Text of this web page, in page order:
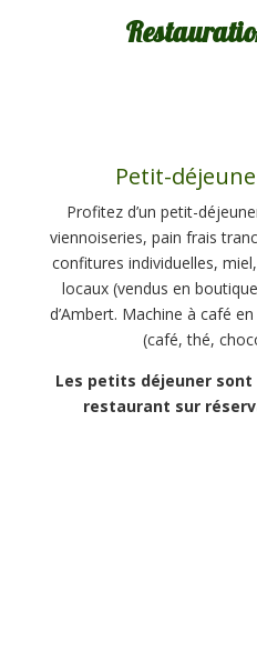
Petit-
Profitez d’un petit-
viennoiseries, pain frais
confitures individuelles,
locaux (vendus en
d’Ambert. Machine à café
(café, thé,
Les petits déjeuner sont
restaurant sur